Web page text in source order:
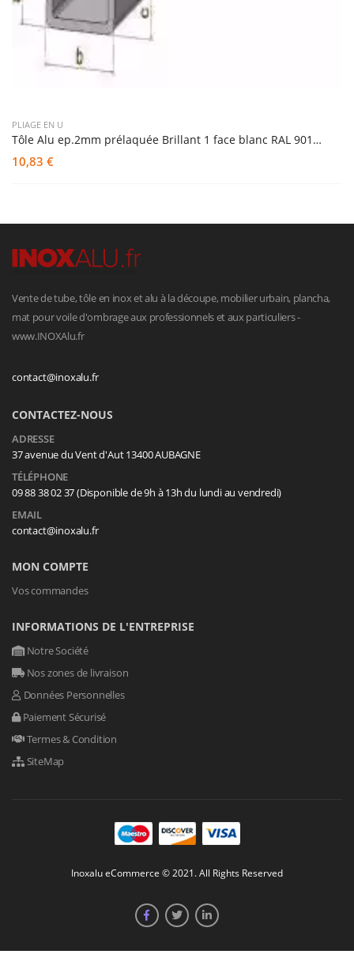
PLIAGE EN U
Tôle Alu ep.2mm prélaquée Brillant 1 face blanc RAL 9010 liée en U
10,83 €
Vente de tube, tôle en inox et alu à la découpe, mobilier urbain, plancha,
mat pour voile d'ombrage aux professionnels et aux particuliers -
www.INOXAlu.fr
contact@inoxalu.fr
CONTACTEZ-NOUS
ADRESSE
37 avenue du Vent d'Aut 13400 AUBAGNE
TÉLÉPHONE
09 88 38 02 37 (Disponible de 9h à 13h du lundi au vendredi)
EMAIL
contact@inoxalu.fr
MON COMPTE
Vos commandes
INFORMATIONS DE L'ENTREPRISE
Notre Société
Nos zones de livraison
Données Personnelles
Paiement Sécurisé
Termes & Condition
SiteMap
Inoxalu eCommerce © 2021. All Rights Reserved